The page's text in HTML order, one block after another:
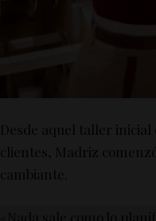
Desde aquel taller inicial
clientes, Madriz
cambiante.